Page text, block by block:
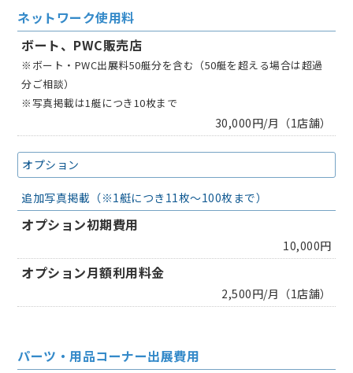
ネットワーク使用料
ボート、PWC販売店
※ボート・PWC出展料50艇分を含む（50艇を超える場合は超過
分ご相談）
※写真掲載は1艇につき10枚まで
30,000円/月（1店舗）
オプション
追加写真掲載（※1艇につき11枚～100枚まで）
オプション初期費用
10,000円
オプション月額利用料金
2,500円/月（1店舗）
パーツ・用品コーナー出展費用